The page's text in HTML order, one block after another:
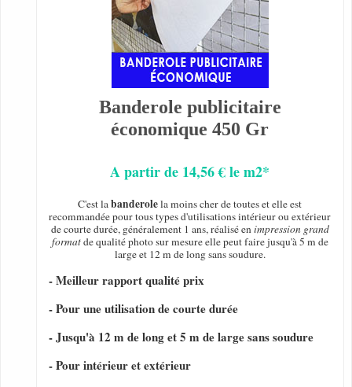
Banderole publicitaire
économique 450 Gr
A partir de 14,56 € le m2*
C'est labanderolela moins cher de toutes et elle est
recommandée pour tous types d'utilisations intérieur ou extérieur
de courte durée, généralement 1 ans, réalisé enimpression grand
formatde qualité photo sur mesure elle peut faire jusqu'à 5 m de
large et 12 m de long sans soudure.
- Meilleur rapport qualité prix
- Pour une utilisation de courte durée
- Jusqu'à 12 m de long et 5 m de large sans soudure
- Pour intérieur et extérieur